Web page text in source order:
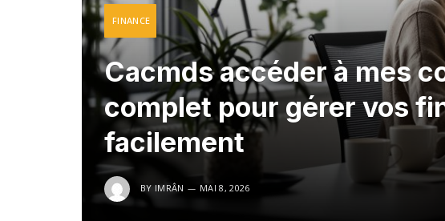
FINANCE
Cacmds accéder à mes
complet pour gérer vos
facilement
BY IMRÂN MAI 8, 2026